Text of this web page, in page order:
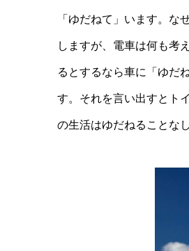
「ゆだねて」います。な
しますが、電車は何も考
るとするなら車に「ゆだ
す。それを言い出すとト
の生活はゆだねることな